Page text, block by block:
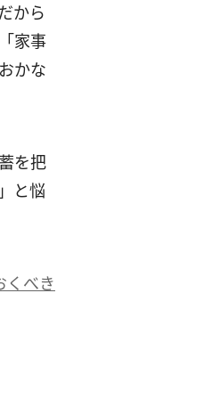
から
家事
かな
を把
と悩
くべき